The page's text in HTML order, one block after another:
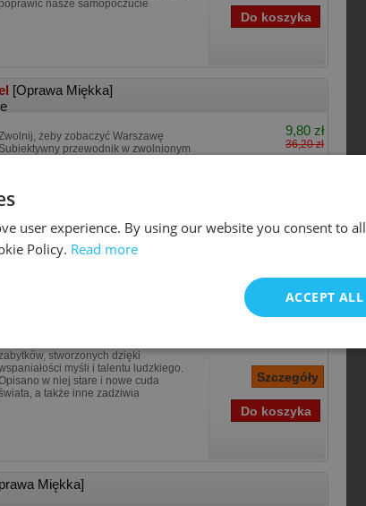
poprawić nasze samopoczucie
[Oprawa Miękka]
żeby zobaczyć Warszawę
Subiektywny przewodnik w zwolnionym
stosunek tkliwy.
9,80 zł
36,20 zł
[Oprawa Miękka]
stworzonych dzięki
myśli i talentu ludzkiego.
w niej stare i nowe cuda
a także inne zadziwia
Miękka]
user experience. By using our website you consent to all
Policy. Read more
ACCEPT ALL